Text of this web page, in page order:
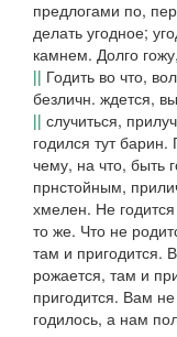
предлогами по,
делать угодное;
камнем. Долго
|| Годить во что,
безличн. ждется,
|| случиться,
годился тут барин.
чему, на что, быть
прнстойным,
хмелен. Не
то же. Что не
там и пригодится.
рожается, там и
пригодится. Вам
годилось, а нам